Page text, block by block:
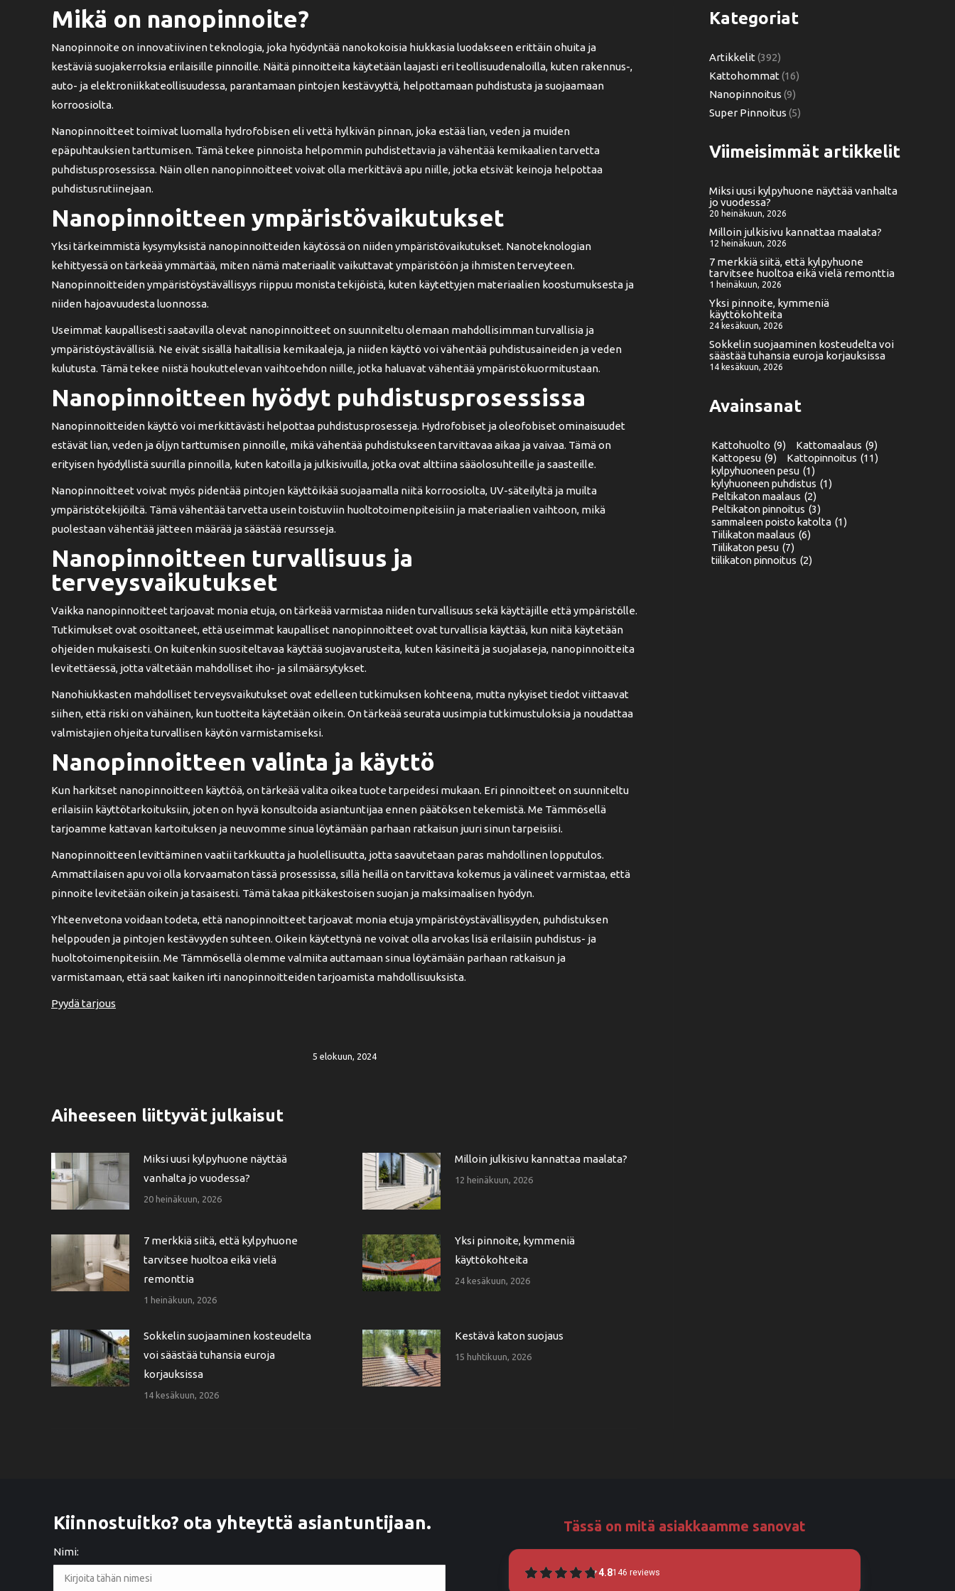
Mikä on nanopinnoite?
Nanopinnoite on innovatiivinen teknologia, joka hyödyntää nanokokoisia hiukkasia luodakseen erittäin ohuita ja
kestäviä suojakerroksia erilaisille pinnoille. Näitä pinnoitteita käytetään laajasti eri teollisuudenaloilla, kuten rakennus-,
auto- ja elektroniikkateollisuudessa, parantamaan pintojen kestävyyttä, helpottamaan puhdistusta ja suojaamaan
korroosiolta.
Nanopinnoitteet toimivat luomalla hydrofobisen eli vettä hylkivän pinnan, joka estää lian, veden ja muiden
epäpuhtauksien tarttumisen. Tämä tekee pinnoista helpommin puhdistettavia ja vähentää kemikaalien tarvetta
puhdistusprosessissa. Näin ollen nanopinnoitteet voivat olla merkittävä apu niille, jotka etsivät keinoja helpottaa
puhdistusrutiinejaan.
Nanopinnoitteen ympäristövaikutukset
Yksi tärkeimmistä kysymyksistä nanopinnoitteiden käytössä on niiden ympäristövaikutukset. Nanoteknologian
kehittyessä on tärkeää ymmärtää, miten nämä materiaalit vaikuttavat ympäristöön ja ihmisten terveyteen.
Nanopinnoitteiden ympäristöystävällisyys riippuu monista tekijöistä, kuten käytettyjen materiaalien koostumuksesta ja
niiden hajoavuudesta luonnossa.
Useimmat kaupallisesti saatavilla olevat nanopinnoitteet on suunniteltu olemaan mahdollisimman turvallisia ja
ympäristöystävällisiä. Ne eivät sisällä haitallisia kemikaaleja, ja niiden käyttö voi vähentää puhdistusaineiden ja veden
kulutusta. Tämä tekee niistä houkuttelevan vaihtoehdon niille, jotka haluavat vähentää ympäristökuormitustaan.
Nanopinnoitteen hyödyt puhdistusprosessissa
Nanopinnoitteiden käyttö voi merkittävästi helpottaa puhdistusprosesseja. Hydrofobiset ja oleofobiset ominaisuudet
estävät lian, veden ja öljyn tarttumisen pinnoille, mikä vähentää puhdistukseen tarvittavaa aikaa ja vaivaa. Tämä on
erityisen hyödyllistä suurilla pinnoilla, kuten katoilla ja julkisivuilla, jotka ovat alttiina sääolosuhteille ja saasteille.
Nanopinnoitteet voivat myös pidentää pintojen käyttöikää suojaamalla niitä korroosiolta, UV-säteilyltä ja muilta
ympäristötekijöiltä. Tämä vähentää tarvetta usein toistuviin huoltotoimenpiteisiin ja materiaalien vaihtoon, mikä
puolestaan vähentää jätteen määrää ja säästää resursseja.
Nanopinnoitteen turvallisuus ja
terveysvaikutukset
Vaikka nanopinnoitteet tarjoavat monia etuja, on tärkeää varmistaa niiden turvallisuus sekä käyttäjille että ympäristölle.
Tutkimukset ovat osoittaneet, että useimmat kaupalliset nanopinnoitteet ovat turvallisia käyttää, kun niitä käytetään
ohjeiden mukaisesti. On kuitenkin suositeltavaa käyttää suojavarusteita, kuten käsineitä ja suojalaseja, nanopinnoitteita
levitettäessä, jotta vältetään mahdolliset iho- ja silmäärsytykset.
Nanohiukkasten mahdolliset terveysvaikutukset ovat edelleen tutkimuksen kohteena, mutta nykyiset tiedot viittaavat
siihen, että riski on vähäinen, kun tuotteita käytetään oikein. On tärkeää seurata uusimpia tutkimustuloksia ja noudattaa
valmistajien ohjeita turvallisen käytön varmistamiseksi.
Nanopinnoitteen valinta ja käyttö
Kun harkitset nanopinnoitteen käyttöä, on tärkeää valita oikea tuote tarpeidesi mukaan. Eri pinnoitteet on suunniteltu
erilaisiin käyttötarkoituksiin, joten on hyvä konsultoida asiantuntijaa ennen päätöksen tekemistä. Me Tämmösellä
tarjoamme kattavan kartoituksen ja neuvomme sinua löytämään parhaan ratkaisun juuri sinun tarpeisiisi.
Nanopinnoitteen levittäminen vaatii tarkkuutta ja huolellisuutta, jotta saavutetaan paras mahdollinen lopputulos.
Ammattilaisen apu voi olla korvaamaton tässä prosessissa, sillä heillä on tarvittava kokemus ja välineet varmistaa, että
pinnoite levitetään oikein ja tasaisesti. Tämä takaa pitkäkestoisen suojan ja maksimaalisen hyödyn.
Yhteenvetona voidaan todeta, että nanopinnoitteet tarjoavat monia etuja ympäristöystävällisyyden, puhdistuksen
helppouden ja pintojen kestävyyden suhteen. Oikein käytettynä ne voivat olla arvokas lisä erilaisiin puhdistus- ja
huoltotoimenpiteisiin. Me Tämmösellä olemme valmiita auttamaan sinua löytämään parhaan ratkaisun ja
varmistamaan, että saat kaiken irti nanopinnoitteiden tarjoamista mahdollisuuksista.
Pyydä tarjous
5 elokuun, 2024
Aiheeseen liittyvät julkaisut
Miksi uusi kylpyhuone näyttää
vanhalta jo vuodessa?
20 heinäkuun, 2026
Milloin julkisivu kannattaa maalata?
12 heinäkuun, 2026
7 merkkiä siitä, että kylpyhuone
tarvitsee huoltoa eikä vielä
remonttia
1 heinäkuun, 2026
Yksi pinnoite, kymmeniä
käyttökohteita
24 kesäkuun, 2026
Sokkelin suojaaminen kosteudelta
voi säästää tuhansia euroja
korjauksissa
14 kesäkuun, 2026
Kestävä katon suojaus
15 huhtikuun, 2026
Kategoriat
Artikkelit (392)
Kattohommat (16)
Nanopinnoitus (9)
Super Pinnoitus (5)
Viimeisimmät artikkelit
Miksi uusi kylpyhuone näyttää vanhalta
jo vuodessa?
20 heinäkuun, 2026
Milloin julkisivu kannattaa maalata?
12 heinäkuun, 2026
7 merkkiä siitä, että kylpyhuone
tarvitsee huoltoa eikä vielä remonttia
1 heinäkuun, 2026
Yksi pinnoite, kymmeniä
käyttökohteita
24 kesäkuun, 2026
Sokkelin suojaaminen kosteudelta voi
säästää tuhansia euroja korjauksissa
14 kesäkuun, 2026
Avainsanat
Kattohuolto (9) Kattomaalaus (9)
Kattopesu (9) Kattopinnoitus (11)
kylpyhuoneen pesu (1)
kylyhuoneen puhdistus (1)
Peltikaton maalaus (2)
Peltikaton pinnoitus (3)
sammaleen poisto katolta (1)
Tiilikaton maalaus (6)
Tiilikaton pesu (7)
tiilikaton pinnoitus (2)
Kiinnostuitko? ota yhteyttä asiantuntijaan.
Nimi:
Tässä on mitä asiakkaamme sanovat
4.8146 reviews